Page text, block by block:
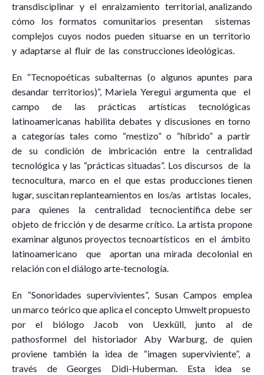
transdisciplinar y el enraizamiento territorial, analizando
cómo los formatos comunitarios presentan sistemas
complejos cuyos nodos pueden situarse en un territorio
y adaptarse al fluir de las construcciones ideológicas.
En “Tecnopoéticas subalternas (o algunos apuntes para
desandar territorios)”, Mariela Yeregui argumenta que el
campo de las prácticas artísticas tecnológicas
latinoamericanas habilita debates y discusiones en torno
a categorías tales como “mestizo” o “híbrido” a partir
de su condición de imbricación entre la centralidad
tecnológica y las “prácticas situadas”. Los discursos de la
tecnocultura, marco en el que estas producciones tienen
lugar, suscitan replanteamientos en los/as artistas locales,
para quienes la centralidad tecnocientífica debe ser
objeto de fricción y de desarme crítico. La artista propone
examinar algunos proyectos tecnoartísticos en el ámbito
latinoamericano que aportan una mirada decolonial en
relación con el diálogo arte-tecnología.
En “Sonoridades supervivientes”, Susan Campos emplea
un marco teórico que aplica el concepto Umwelt propuesto
por el biólogo Jacob von Uexküll, junto al de
pathosformel del historiador Aby Warburg, de quien
proviene también la idea de “imagen superviviente”, a
través de Georges Didi-Huberman. Esta idea se